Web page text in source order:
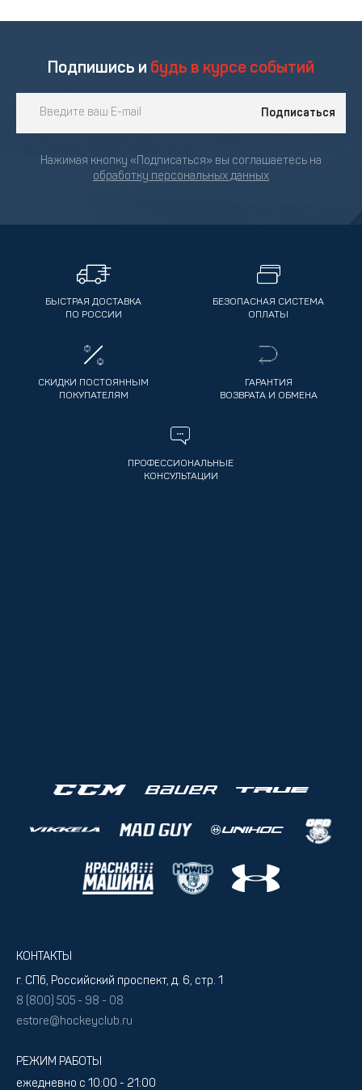
Подпишись и будь в курсе событий
Подписаться
Нажимая кнопку «Подписаться» вы соглашаетесь на
обработку персональных данных
БЫСТРАЯ ДОСТАВКА
ПО РОССИИ
БЕЗОПАСНАЯ СИСТЕМА
ОПЛАТЫ
СКИДКИ ПОСТОЯННЫМ
ПОКУПАТЕЛЯМ
ГАРАНТИЯ
ВОЗВРАТА И ОБМЕНА
ПРОФЕССИОНАЛЬНЫЕ
КОНСУЛЬТАЦИИ
КОНТАКТЫ
г. СПб, Российский проспект, д. 6, стр. 1
8 (800) 505 - 98 - 08
estore@hockeyclub.ru
РЕЖИМ РАБОТЫ
ежедневно с 10:00 - 21:00